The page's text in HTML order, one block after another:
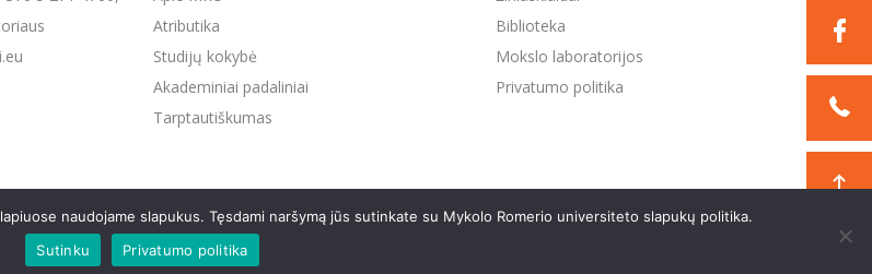
Atributika
Studijų kokybė
Akademiniai padaliniai
Tarptautiškumas
Biblioteka
Mokslo laboratorijos
Privatumo politika
naudojame slapukus. Tęsdami naršymą jūs sutinkate su Mykolo Romerio universiteto slapukų politika.
Sutinku
Privatumo politika